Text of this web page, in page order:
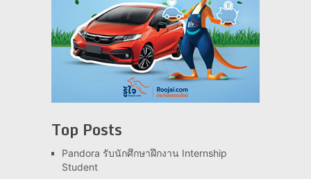
Top Posts
Pandora รับนักศึกษาฝึกงาน Internship
Student